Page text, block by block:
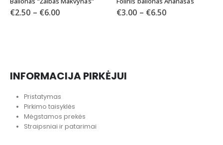
€
INFORMACIJA PIRKĖJUI
Pristatymas
Pirkimo taisyklės
Mėgstamos prekės